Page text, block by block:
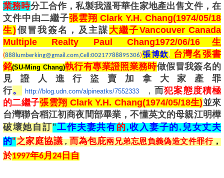
業務時分工合作，私製我溫哥華住家地產出售文件，在
文件中由二繼子張雲翔 Clark Y.H. Chang(1974/05/18
生) 假冒我簽名，及主謀 大繼子Vancouver Canada
Multiple Realty Paul Chang1972/06/16生
(888lumberking@gmail.com,Cell:00217788895306)張博欽,
台灣名張書
銘(SU-Ming Chang)執行有專業證照業務時做假冒我簽名的
見證人進行盜賣加拿大家產罪
行。 http://blog.udn.com/alpineatks/7552333，而犯案態度積極
的二繼子張雲翔 Clark Y.H. Chang(1974/05/18生)並來
台灣聯合稻江初商夜間部畢業，不懂英文的母親江明樺
破壞她自訂 "工作夫妻共有的 ,收入妻子的,兒女丈夫
的"之家庭協議 ， 而為包庇兩兄弟忘恩負義偽造文件罪行 ，
於1997年6月24日自